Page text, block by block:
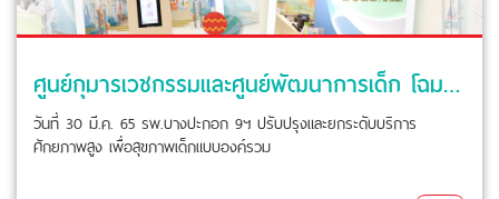
ศูนย์กุมารเวชกรรมและศูนย์พัฒนาการเด็ก โฉมใหม่
วันที่ 30 มี.ค. 65 รพ.บางปะกอก 9ฯ ปรับปรุงและยกระดับบริการ
ศักยภาพสูง เพื่อสุขภาพเด็กแบบองค์รวม